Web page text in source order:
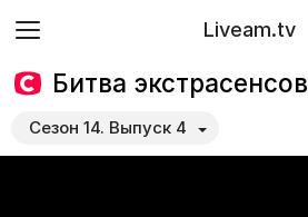
Liveam.tv
Битва экстрасенсов
Сезон 14. Выпуск 4